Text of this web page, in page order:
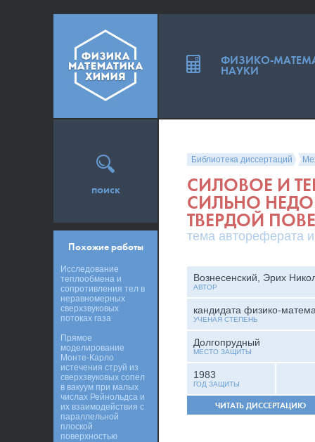
Библиотека диссертаций
СИЛОВОЕ И
СИЛЬНО
ТВЕРДОЙ
тема автореферата
Вознесенский, Эрих
АВТОР
кандидата физико-
УЧЕНАЯ СТЕПЕНЬ
Долгопрудный
МЕСТО ЗАЩИТЫ
1983
ГОД ЗАЩИТЫ
ЧИТАТЬ ДИССЕРТАЦИЮ
поиск
Похожие работы
Исследование
теплообмена и
сопротивления тел в
неравномерных
сверхзвуковых
потоках газа
Прямое
моделирование
Монте-Карло
истечения струй из
сверхзвуковых сопел
в вакуум при малых
числах Рейнольдса и
их взаимодействия с
параллельной
плоской
поверхностью
ФИЗИКО-
НАУКИ